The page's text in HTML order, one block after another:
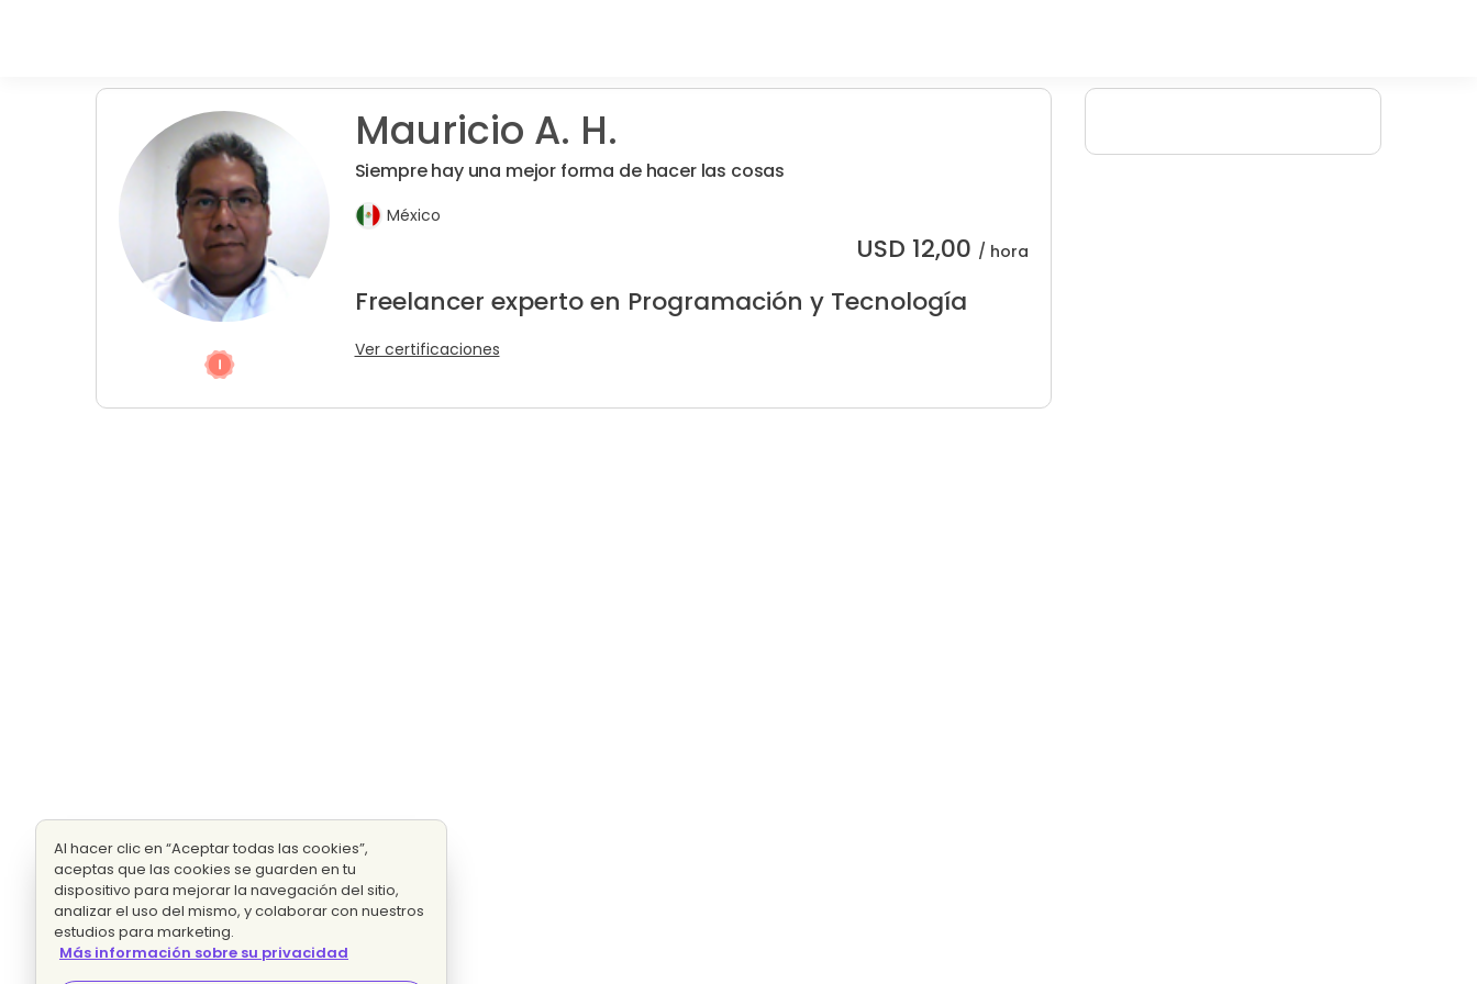
Mauricio A. H.
Siempre hay una mejor forma de hacer las cosas
México
USD 12,00 / hora
Freelancer experto en Programación y Tecnología
Ver certificaciones
Al hacer clic en “Aceptar todas las cookies”,
aceptas que las cookies se guarden en tu
dispositivo para mejorar la navegación del sitio,
analizar el uso del mismo, y colaborar con nuestros
estudios para marketing.
Más información sobre su privacidad